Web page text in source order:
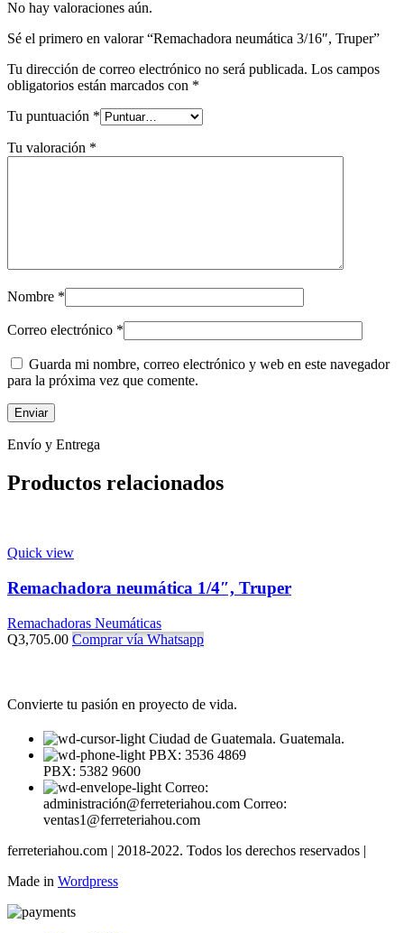
No hay valoraciones aún.
Sé el primero en valorar “Remachadora neumática 3/16″, Truper”
Tu dirección de correo electrónico no será publicada. Los campos
obligatorios están marcados con *
Tu puntuación *
Tu valoración *
Nombre *
Correo electrónico *
Guarda mi nombre, correo electrónico y web en este navegador
para la próxima vez que comente.
Envío y Entrega
Productos relacionados
Quick view
Remachadora neumática 1/4″, Truper
Remachadoras Neumáticas
Q3,705.00 Comprar vía Whatsapp
Convierte tu pasión en proyecto de vida.
Ciudad de Guatemala. Guatemala.
PBX: 3536 4869
PBX: 5382 9600
Correo:
administración@ferreteriahou.com Correo:
ventas1@ferreteriahou.com
ferreteriahou.com | 2018-2022. Todos los derechos reservados |
Made in Wordpress